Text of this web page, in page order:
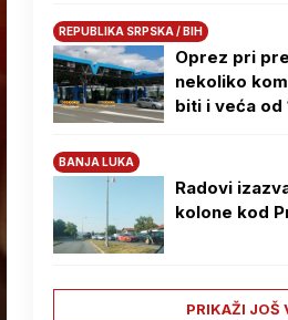
REPUBLIKA SRPSKA / BIH
Oprez pri
nekoliko
biti i veća
BANJA LUKA
Radovi
kolone kod
PRIKAŽI JOŠ